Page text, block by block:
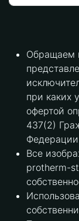
Обращаем
при каких
офертой
437(2)
Все
protherm-